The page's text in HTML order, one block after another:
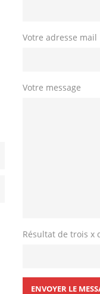
Votre adresse mail
Votre message
Résultat de trois x